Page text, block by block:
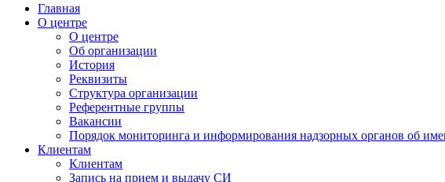
Главная
О центре
О центре
Об организации
История
Реквизиты
Структура организации
Референтные группы
Вакансии
Порядок мониторинга и информирования надзорных органов об
Клиентам
Клиентам
Запись на прием и выдачу СИ